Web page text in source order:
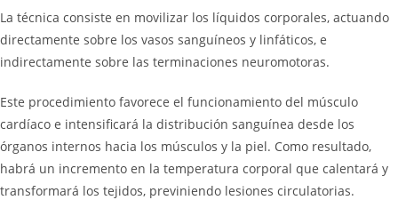
La técnica consiste en movilizar los líquidos corporales, actuando
directamente sobre los vasos sanguíneos y linfáticos, e
indirectamente sobre las terminaciones neuromotoras.
Este procedimiento favorece el funcionamiento del músculo
cardíaco e intensificará la distribución sanguínea desde los
órganos internos hacia los músculos y la piel. Como resultado,
habrá un incremento en la temperatura corporal que calentará y
transformará los tejidos, previniendo lesiones circulatorias.